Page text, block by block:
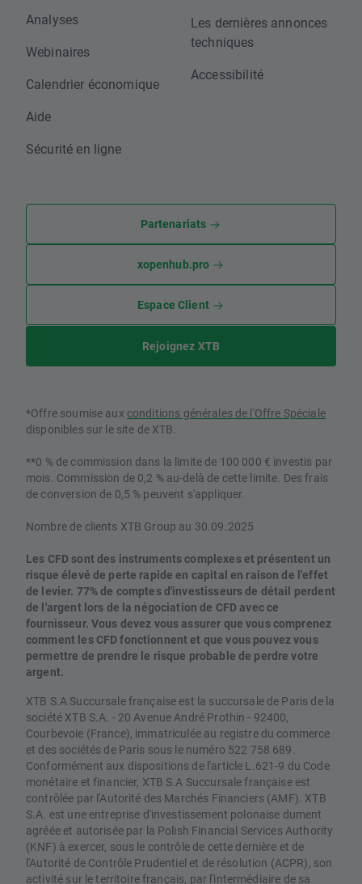
Analyses
Webinaires
Calendrier économique
Aide
Sécurité en ligne
Les dernières annonces
techniques
Accessibilité
Partenariats
xopenhub.pro
Espace Client
Rejoignez XTB
*Offre soumise aux conditions générales de l'Offre Spéciale
disponibles sur le site de XTB.
**0 % de commission dans la limite de 100 000 € investis par
mois. Commission de 0,2 % au-delà de cette limite. Des frais
de conversion de 0,5 % peuvent s'appliquer.
Nombre de clients XTB Group au 30.09.2025
Les CFD sont des instruments complexes et présentent un
risque élevé de perte rapide en capital en raison de l'effet
de levier. 77% de comptes d'investisseurs de détail perdent
de l'argent lors de la négociation de CFD avec ce
fournisseur. Vous devez vous assurer que vous comprenez
comment les CFD fonctionnent et que vous pouvez vous
permettre de prendre le risque probable de perdre votre
argent.
XTB S.A Succursale française est la succursale de Paris de la
société XTB S.A. - 20 Avenue André Prothin - 92400,
Courbevoie (France), immatriculée au registre du commerce
et des sociétés de Paris sous le numéro 522 758 689.
Conformément aux dispositions de l'article L.621-9 du Code
monétaire et financier, XTB S.A Succursale française est
contrôlée par l'Autorité des Marchés Financiers (AMF). XTB
S.A. est une entreprise d'investissement polonaise dument
agréée et autorisée par la Polish Financial Services Authority
(KNF) à exercer, sous le contrôle de cette dernière et de
l'Autorité de Contrôle Prudentiel et de résolution (ACPR), son
activité sur le territoire français, par l'intermédiaire de sa